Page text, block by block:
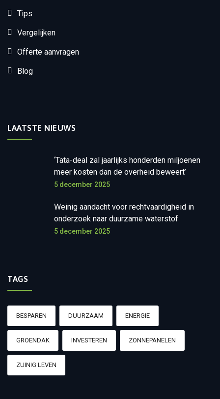
Tips
Vergelijken
Offerte aanvragen
Blog
LAATSTE NIEUWS
‘Tata-deal zal jaarlijks honderden miljoenen
meer kosten dan de overheid beweert’
5 december 2025
Weinig aandacht voor rechtvaardigheid in
onderzoek naar duurzame waterstof
5 december 2025
TAGS
BESPAREN DUURZAAM ENERGIE
GROENDAK INVESTEREN ZONNEPANELEN
ZUINIG LEVEN